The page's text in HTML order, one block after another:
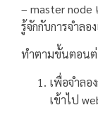
– master node
รู้จักกับการจำล
ทำตามขั้นตอนต่
เพื่อจำลอ
เข้าไป